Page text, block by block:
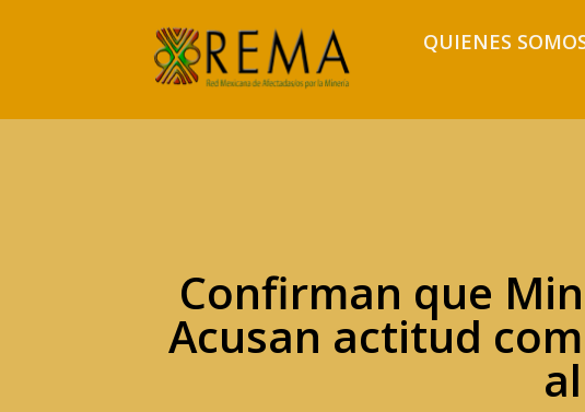
QUIENES
Confirman que
Acusan actitud